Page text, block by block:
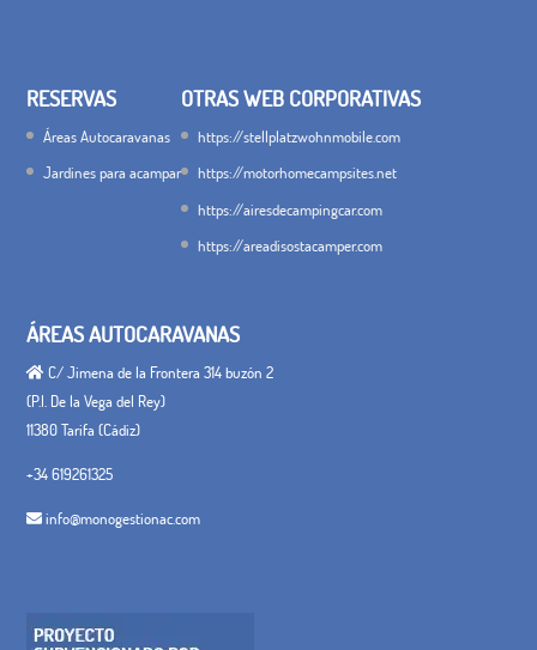
RESERVAS
Áreas Autocaravanas
Jardines para acampar
OTRAS WEB CORPORATIVAS
https://stellplatzwohnmobile.com
https://motorhomecampsites.net
https://airesdecampingcar.com
https://areadisostacamper.com
ÁREAS AUTOCARAVANAS
C/ Jimena de la Frontera 314 buzón 2
(P.I. De la Vega del Rey)
11380 Tarifa (Cádiz)
+34 619261325
info@monogestionac.com